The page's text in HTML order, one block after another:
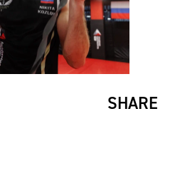
SHARE